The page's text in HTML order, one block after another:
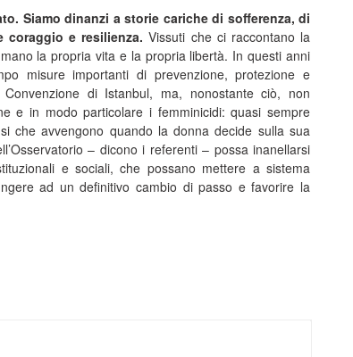
Siamo dinanzi a storie cariche di sofferenza, di
e resilienza. Vissuti che ci raccontano la
la propria vita e la propria libertà. In questi anni
misure importanti di prevenzione, protezione e
di Istanbul, ma, nonostante ciò, non
e in modo particolare i femminicidi: quasi sempre
che avvengono quando la donna decide sulla sua
– dicono i referenti – possa inanellarsi
e sociali, che possano mettere a sistema
ad un definitivo cambio di passo e favorire la